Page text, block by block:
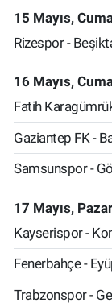
15 Mayıs,
Rizespor -
16 Mayıs,
Fatih
Gaziantep FK -
Samsunspor -
17 Mayıs, Pazar
Kayserispor -
Fenerbahçe -
Trabzonspor -